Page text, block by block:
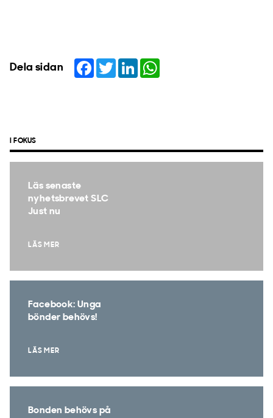
Dela sidan Facebook
TwitterLinkedIn
I FOKUS
Läs senaste
nyhetsbrevet SLC
Just nu
LÄS MER
Facebook: Unga
bönder behövs!
LÄS MER
Bonden behövs på